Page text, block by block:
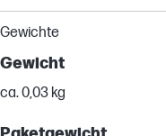
Gewichte
Gewicht
ca. 0,03 kg